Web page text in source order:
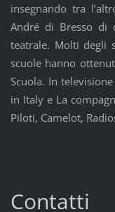
insegnando tra
André di Bresso di
teatrale. Molti degli
scuole hanno
Scuola. In
in Italy e La
Piloti, Camelot,
Contatti